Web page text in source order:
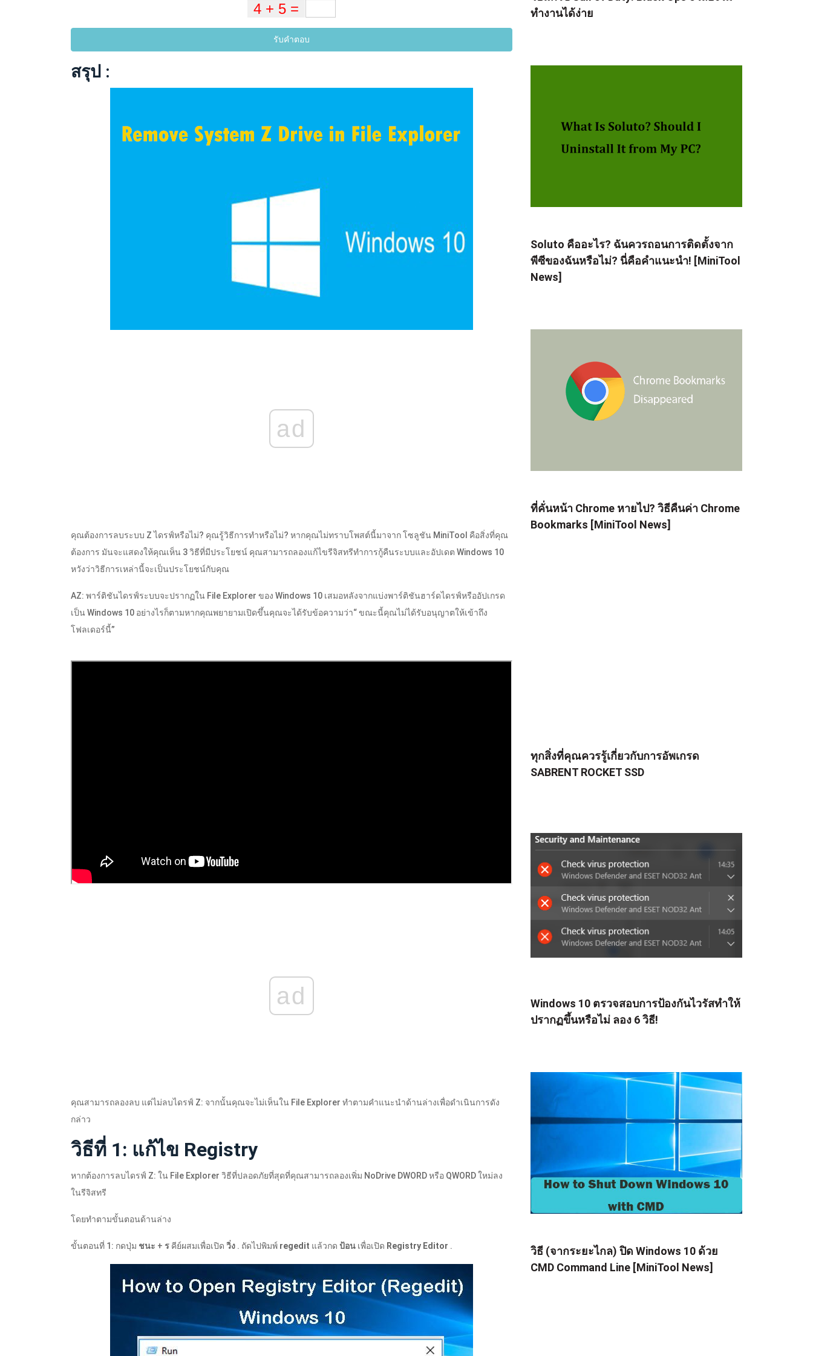
รับคำตอบ
สรุป :
ad
คุณต้องการลบระบบ Z ไดรฟ์หรือไม่? คุณรู้วิธีการทำหรือไม่? หากคุณไม่ทราบโพสต์นี้มาจาก โซลูชัน MiniTool คือสิ่งที่คุณ
ต้องการ มันจะแสดงให้คุณเห็น 3 วิธีที่มีประโยชน์ คุณสามารถลองแก้ไขรีจิสทรีทำการกู้คืนระบบและอัปเดต Windows 10
หวังว่าวิธีการเหล่านี้จะเป็นประโยชน์กับคุณ
AZ: พาร์ติชันไดรฟ์ระบบจะปรากฏใน File Explorer ของ Windows 10 เสมอหลังจากแบ่งพาร์ติชันฮาร์ดไดรฟ์หรืออัปเกรด
เป็น Windows 10 อย่างไรก็ตามหากคุณพยายามเปิดขึ้นคุณจะได้รับข้อความว่า“ ขณะนี้คุณไม่ได้รับอนุญาตให้เข้าถึง
โฟลเดอร์นี้”
ad
คุณสามารถลองลบ แต่ไม่ลบไดรฟ์ Z: จากนั้นคุณจะไม่เห็นใน File Explorer ทำตามคำแนะนำด้านล่างเพื่อดำเนินการดัง
กล่าว
วิธีที่ 1: แก้ไข Registry
หากต้องการลบไดรฟ์ Z: ใน File Explorer วิธีที่ปลอดภัยที่สุดที่คุณสามารถลองเพิ่ม NoDrive DWORD หรือ QWORD ใหม่ลง
ในรีจิสทรี
โดยทำตามขั้นตอนด้านล่าง
ขั้นตอนที่ 1: กดปุ่ม ชนะ + ร คีย์ผสมเพื่อเปิด วิ่ง . ถัดไปพิมพ์ regedit แล้วกด ป้อน เพื่อเปิด Registry Editor .
ทำงานได้ง่าย
Soluto คืออะไร? ฉันควรถอนการติดตั้งจาก
พีซีของฉันหรือไม่? นี่คือคำแนะนำ! [MiniTool
News]
ที่คั่นหน้า Chrome หายไป? วิธีคืนค่า Chrome
Bookmarks [MiniTool News]
ทุกสิ่งที่คุณควรรู้เกี่ยวกับการอัพเกรด
SABRENT ROCKET SSD
Windows 10 ตรวจสอบการป้องกันไวรัสทำให้
ปรากฏขึ้นหรือไม่ ลอง 6 วิธี!
วิธี (จากระยะไกล) ปิด Windows 10 ด้วย
CMD Command Line [MiniTool News]